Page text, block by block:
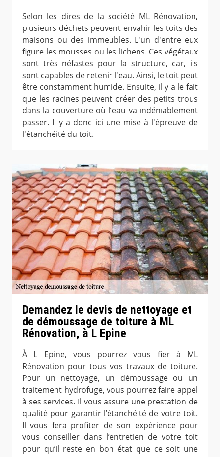
Selon les dires de la société ML Rénovation,
plusieurs déchets peuvent envahir les toits des
maisons ou des immeubles. L'un d'entre eux
figure les mousses ou les lichens. Ces végétaux
sont très néfastes pour la structure, car, ils
sont capables de retenir l'eau. Ainsi, le toit peut
être constamment humide. Ensuite, il y a le fait
que les racines peuvent créer des petits trous
dans la couverture où l'eau va indéniablement
passer. Il y a donc ici une mise à l'épreuve de
l'étanchéité du toit.
Demandez le devis de nettoyage et
de démoussage de toiture à ML
Rénovation, à L Epine
À L Epine, vous pourrez vous fier à ML
Rénovation pour tous vos travaux de toiture.
Pour un nettoyage, un démoussage ou un
traitement hydrofuge, vous pourrez faire appel
à ses services. Il vous assure une prestation de
qualité pour garantir l’étanchéité de votre toit.
Il vous fera profiter de son expérience pour
vous conseiller dans l’entretien de votre toit
pour qu’il reste en bon état que ce soit une